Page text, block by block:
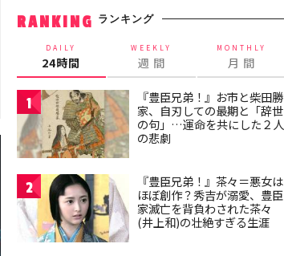
RANKING ランキング
DAILY
24時間
WEEKLY
週 間
MONTHLY
月 間
1
『豊臣兄弟！』お市と柴田勝
家、自刃しての最期と「辞世
の句」…運命を共にした２人
の悲劇
2
『豊臣兄弟！』茶々＝悪女は
ほぼ創作？秀吉が溺愛、豊臣
家滅亡を背負わされた茶々
(井上和)の壮絶すぎる生涯